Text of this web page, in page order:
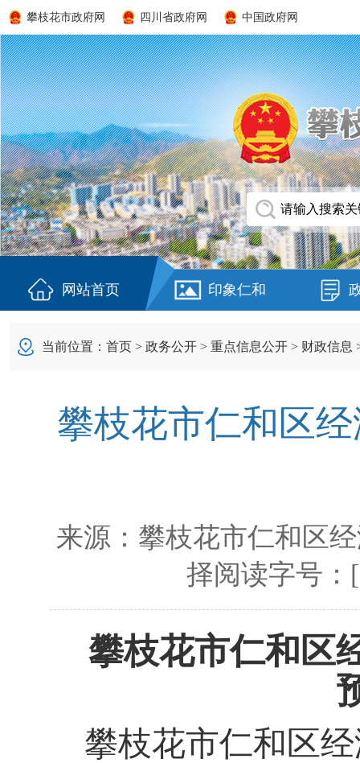
攀枝花市政府网 四川省政府网 中国政府网
网站首页 印象仁和
当前位置： 首页 > 政务公开 > 重点信息公开 > 财政信息
攀枝花市仁和区
来源： 攀枝花市仁和区
择阅读字号
攀枝花市仁和区
攀枝花市仁和区